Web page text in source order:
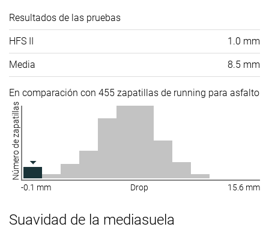
Resultados de las pruebas
HFS II 1.0 mm
Media 8.5 mm
En comparación con 455 zapatillas de running para asfalto
Número de zapatillas
-0.1 mm Drop 15.6 mm
Suavidad de la mediasuela